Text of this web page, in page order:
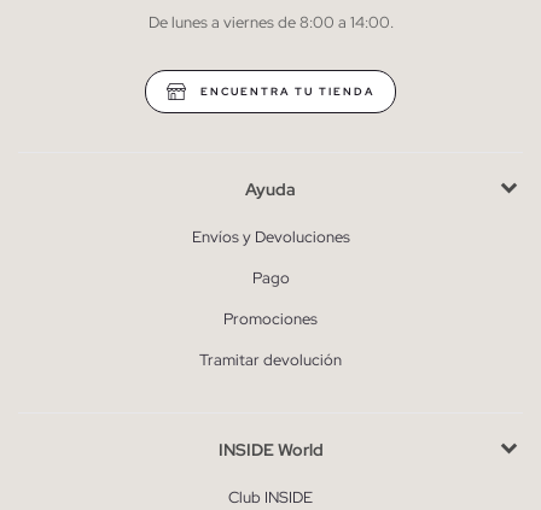
* Puedes cancelar la suscripción en cualquier momento.
De lunes a viernes de 8:00 a 14:00.
ENCUENTRA TU TIENDA
Ayuda
Envíos y Devoluciones
Pago
Promociones
Tramitar devolución
INSIDE World
Club INSIDE